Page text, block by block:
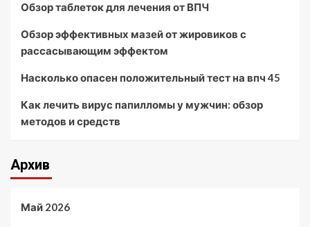
Обзор таблеток для лечения от ВПЧ
Обзор эффективных мазей от жировиков с
рассасывающим эффектом
Насколько опасен положительный тест на впч 45
Как лечить вирус папилломы у мужчин: обзор
методов и средств
Архив
Май 2026